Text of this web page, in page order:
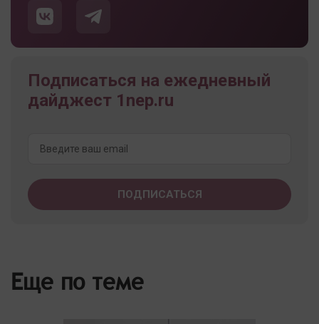
Подписаться на ежедневный
дайджест 1nep.ru
Еще по теме